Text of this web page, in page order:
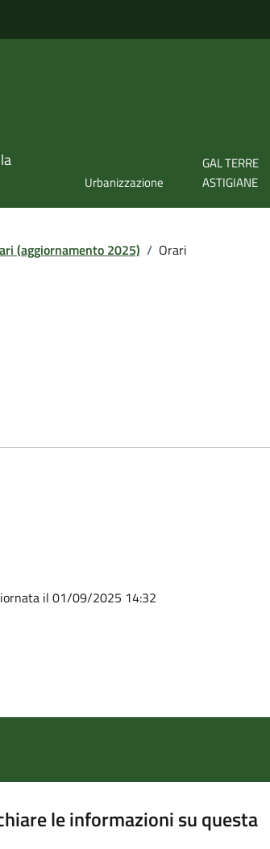
Urbanizzazione
GAL TERRE
ASTIGIANE
(aggiornamento 2025) / Orari
il 01/09/2025 14:32
le informazioni su questa